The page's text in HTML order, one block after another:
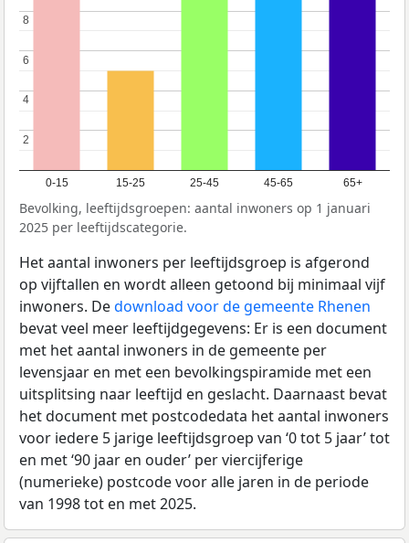
0-15 15-25 25-45 45-65 65+
2
2
4
4
6
6
8
8
Bevolking, leeftijdsgroepen: aantal inwoners op 1 januari
2025 per leeftijdscategorie.
Het aantal inwoners per leeftijdsgroep is afgerond
op vijftallen en wordt alleen getoond bij minimaal vijf
inwoners. Dedownload voor de gemeente Rhenen
bevat veel meer leeftijdgegevens: Er is een document
met het aantal inwoners in de gemeente per
levensjaar en met een bevolkingspiramide met een
uitsplitsing naar leeftijd en geslacht. Daarnaast bevat
het document met postcodedata het aantal inwoners
voor iedere 5 jarige leeftijdsgroep van ‘0 tot 5 jaar’ tot
en met ‘90 jaar en ouder’ per viercijferige
(numerieke) postcode voor alle jaren in de periode
van 1998 tot en met 2025.